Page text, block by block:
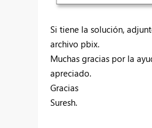
Si tiene la solución,
archivo pbix.
Muchas gracias por la
apreciado.
Gracias
Suresh.